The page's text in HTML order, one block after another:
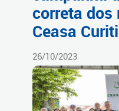
correta dos
Ceasa
26/10/2023